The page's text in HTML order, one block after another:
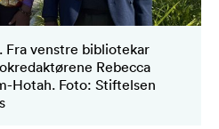
Fra venstre bibliotekar
Rebecca
Hotah. Foto: Stiftelsen